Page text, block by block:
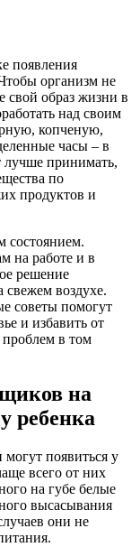
появления
организм не
свой образ жизни в
над своим
копченую,
часы – в
лучше принимать,
по
продуктов и
состоянием.
на работе и в
решение
воздухе.
советы помогут
и избавить от
проблем в том
на
ребенка
появиться у
всего от них
на губе белые
высасывания
они не